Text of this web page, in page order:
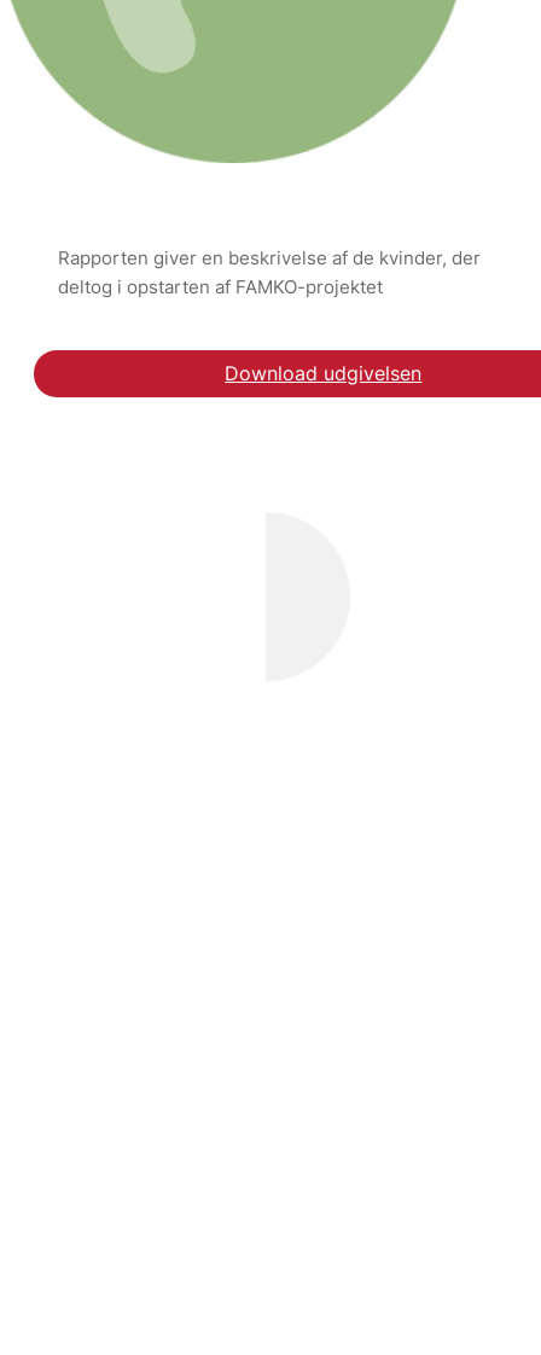
Rapporten giver en beskrivelse af de kvinder, der
deltog i opstarten af FAMKO-projektet
Download udgivelsen
Download rapporten